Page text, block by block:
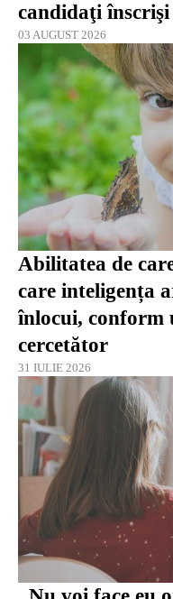
candidaţi înscrişi
03 AUGUST 2026
Abilitatea de
care inteligența
înlocui, conform
cercetător
31 IULIE 2026